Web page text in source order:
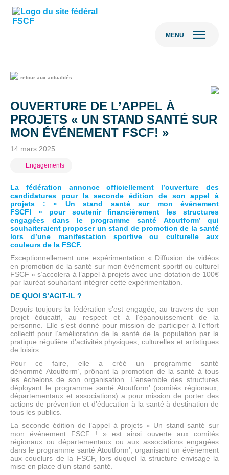
MENU
retour aux actualités
OUVERTURE DE L’APPEL À
PROJETS « UN STAND SANTÉ SUR
MON ÉVÉNEMENT FSCF! »
14 mars 2025
Engagements
La fédération annonce officiellement l’ouverture des
candidatures pour la seconde édition de son appel à
projets : « Un stand santé sur mon événement
FSCF! » pour soutenir financièrement les structures
engagées dans le programme santé Atoutform’ qui
souhaiteraient proposer un stand de promotion de la santé
lors d’une manifestation sportive ou culturelle aux
couleurs de la FSCF.
Exceptionnellement une expérimentation « Diffusion de vidéos
en promotion de la santé sur mon évènement sportif ou culturel
FSCF » s’accolera à l’appel à projets avec une dotation de 100€
par lauréat souhaitant intégrer cette expérimentation.
DE QUOI S’AGIT-IL ?
Depuis toujours la fédération s’est engagée, au travers de son
projet éducatif, au respect et à l’épanouissement de la
personne. Elle s’est donné pour mission de participer à l’effort
collectif pour l’amélioration de la santé de la population par la
pratique régulière d’activités physiques, culturelles et artistiques
de loisirs.
Pour ce faire, elle a créé un programme santé
dénommé Atoutform’, prônant la promotion de la santé à tous
les échelons de son organisation. L’ensemble des structures
déployant le programme santé Atoutform’ (comités régionaux,
départementaux et associations) a pour mission de porter des
actions de prévention et d’éducation à la santé à destination de
tous les publics.
La seconde édition de l’appel à projets « Un stand santé sur
mon événement FSCF ! » est ainsi ouverte aux comités
régionaux ou départementaux ou aux associations engagées
dans le programme santé Atoutform’, organisant un évènement
aux couelurs de la FSCF, lors duquel la structure envisage la
mise en place d’un stand santé.